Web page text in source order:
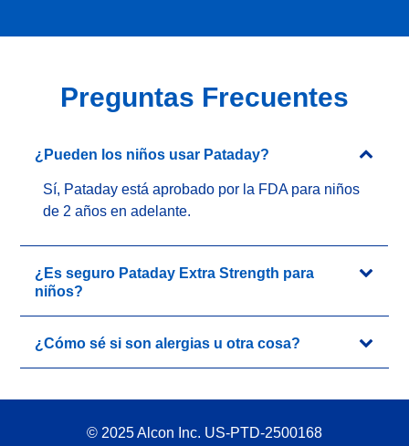
Preguntas Frecuentes
¿Pueden los niños usar Pataday?
Sí, Pataday está aprobado por la FDA para niños
de 2 años en adelante.
¿Es seguro Pataday Extra Strength para
niños?
¿Cómo sé si son alergias u otra cosa?
© 2025 Alcon Inc. US-PTD-2500168